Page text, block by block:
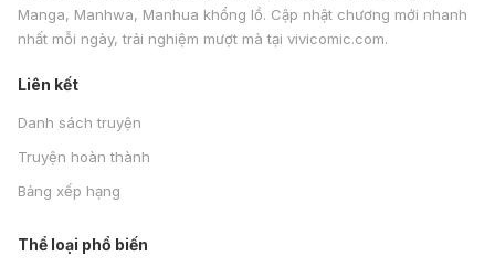
Manga, Manhwa, Manhua khổng lồ. Cập nhật chương mới nhanh
nhất mỗi ngày, trải nghiệm mượt mà tại vivicomic.com.
Liên kết
Danh sách truyện
Truyện hoàn thành
Bảng xếp hạng
Thể loại phổ biến